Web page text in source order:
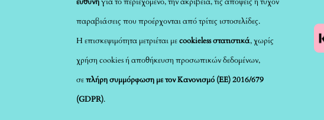
παραβιάσεις που προέρχονται από τρίτες ιστοσελίδες.
Η επισκεψιμότητα μετριέται μεcookieless στατιστικά, χωρίς
χρήση cookies ή αποθήκευση προσωπικών δεδομένων,
σεπλήρη συμμόρφωση με τον Κανονισμό (ΕΕ) 2016/679
(GDPR).